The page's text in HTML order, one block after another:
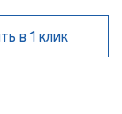
в 1 клик